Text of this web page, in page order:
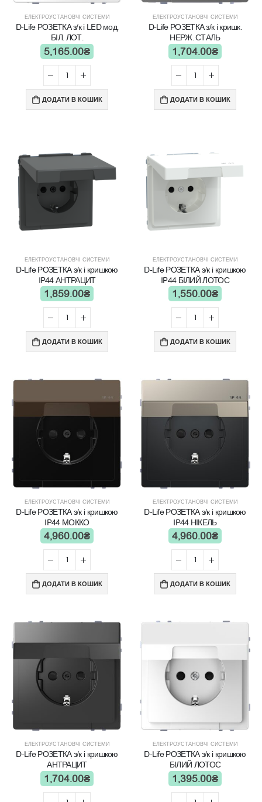
ЕЛЕКТРОУСТАНОВЧІ СИСТЕМИ
D-Life РОЗЕТКА з/к і LED мод.
БІЛ. ЛОТ.
5,165.00₴
ДОДАТИ В КОШИК
ЕЛЕКТРОУСТАНОВЧІ СИСТЕМИ
D-Life РОЗЕТКА з/к і кришк.
НЕРЖ. СТАЛЬ
1,704.00₴
ДОДАТИ В КОШИК
ЕЛЕКТРОУСТАНОВЧІ СИСТЕМИ
D-Life РОЗЕТКА з/к і кришкою
IP44 АНТРАЦИТ
1,859.00₴
ДОДАТИ В КОШИК
ЕЛЕКТРОУСТАНОВЧІ СИСТЕМИ
D-Life РОЗЕТКА з/к і кришкою
IP44 БІЛИЙ ЛОТОС
1,550.00₴
ДОДАТИ В КОШИК
ЕЛЕКТРОУСТАНОВЧІ СИСТЕМИ
D-Life РОЗЕТКА з/к і кришкою
IP44 МОККО
4,960.00₴
ДОДАТИ В КОШИК
ЕЛЕКТРОУСТАНОВЧІ СИСТЕМИ
D-Life РОЗЕТКА з/к і кришкою
IP44 НІКЕЛЬ
4,960.00₴
ДОДАТИ В КОШИК
ЕЛЕКТРОУСТАНОВЧІ СИСТЕМИ
D-Life РОЗЕТКА з/к і кришкою
АНТРАЦИТ
1,704.00₴
ЕЛЕКТРОУСТАНОВЧІ СИСТЕМИ
D-Life РОЗЕТКА з/к і кришкою
БІЛИЙ ЛОТОС
1,395.00₴